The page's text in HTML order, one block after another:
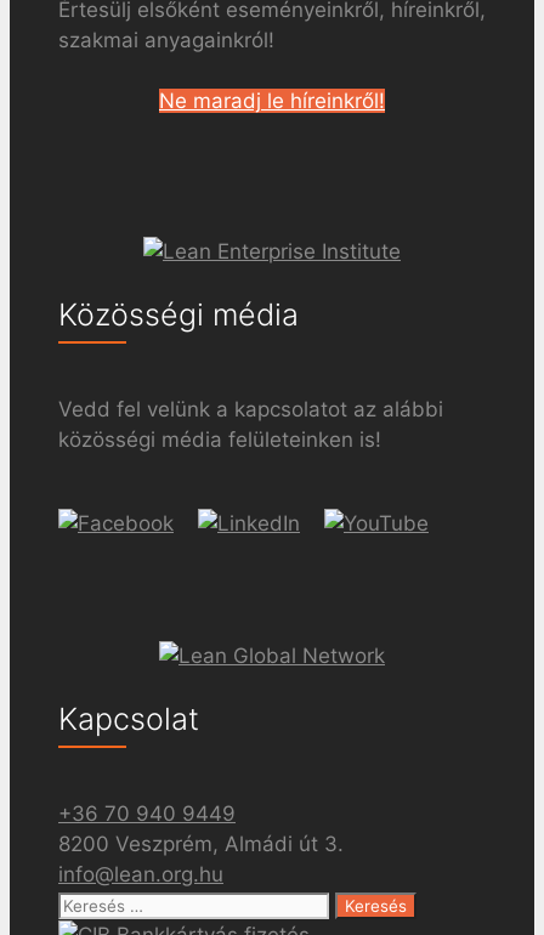
Értesülj elsőként eseményeinkről, híreinkről,
szakmai anyagainkról!
Ne maradj le híreinkről!
Közösségi média
Vedd fel velünk a kapcsolatot az alábbi
közösségi média felületeinken is!
Kapcsolat
+36 70 940 9449
8200 Veszprém, Almádi út 3.
info@lean.org.hu
Keresés: